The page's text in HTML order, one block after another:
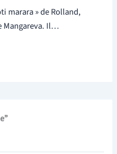
marara » de Rolland,
Mangareva. Il…